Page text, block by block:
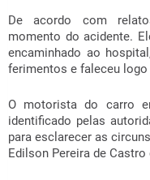
De acordo com
momento do acidente.
encaminhado ao
ferimentos e faleceu logo
O motorista do carro
identificado pelas
para esclarecer as
Edilson Pereira de